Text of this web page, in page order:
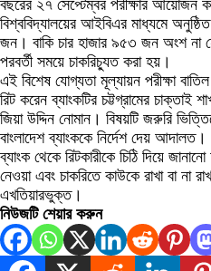
বছরের ২৭ সেপ্টেম্বর পরীক্ষার আয়োজন
বিশ্ববিদ্যালয়ের আইবিএর মাধ্যমে
জন। বাকি চার হাজার ৯৫৩ জন অংশ না
পরবর্তী সময়ে চাকরিচ্যুত করা হয়।
এই বিশেষ যোগ্যতা মূল্যায়ন পরীক্ষা
রিট করেন ব্যাংকটির চট্টগ্রামের চাক্তাই
জিয়া উদ্দিন নোমান। বিষয়টি জরুরি
বাংলাদেশ ব্যাংককে নির্দেশ দেয়
ব্যাংক থেকে রিটকারীকে চিঠি দিয়ে
নেওয়া এবং চাকরিতে কাউকে রাখা বা না
এখতিয়ারভুক্ত।
নিউজটি শেয়ার করুন